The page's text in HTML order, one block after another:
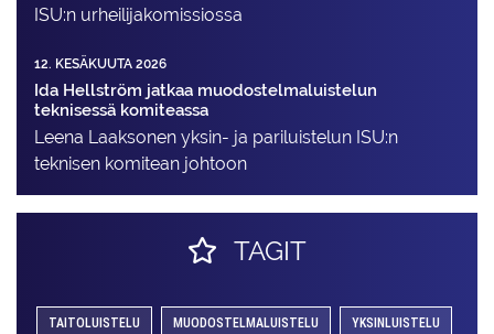
ISU:n urheilija­komissiossa
12. KESÄKUUTA 2026
Ida Hellström jatkaa muodostelmaluistelun
teknisessä komiteassa
Leena Laaksonen yksin- ja pariluistelun ISU:n
teknisen komitean johtoon
TAGIT
TAITOLUISTELU MUODOSTELMALUISTELU YKSINLUISTELU